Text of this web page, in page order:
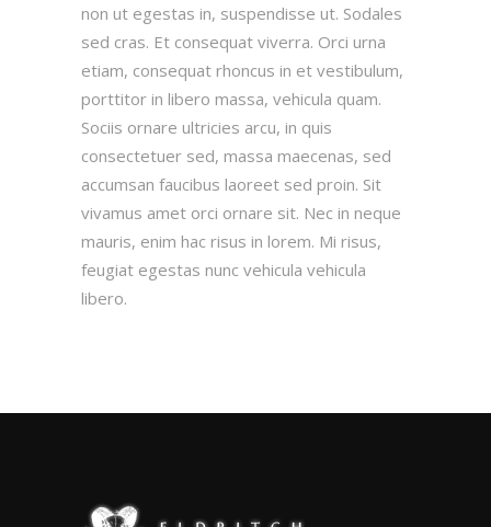
non ut egestas in, suspendisse ut. Sodales
sed cras. Et consequat viverra. Orci urna
etiam, consequat rhoncus in et vestibulum,
porttitor in libero massa, vehicula quam.
Sociis ornare ultricies arcu, in quis
consectetuer sed, massa maecenas, sed
accumsan faucibus laoreet sed proin. Sit
vivamus amet orci ornare sit. Nec in neque
mauris, enim hac risus in lorem. Mi risus,
feugiat egestas nunc vehicula vehicula
libero.